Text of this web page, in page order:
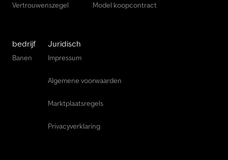
Vertrouwenszegel Model koopcontract
bedrijf
Banen
Juridisch
Impressum
Algemene voorwaarden
Marktplaatsregels
Privacyverklaring